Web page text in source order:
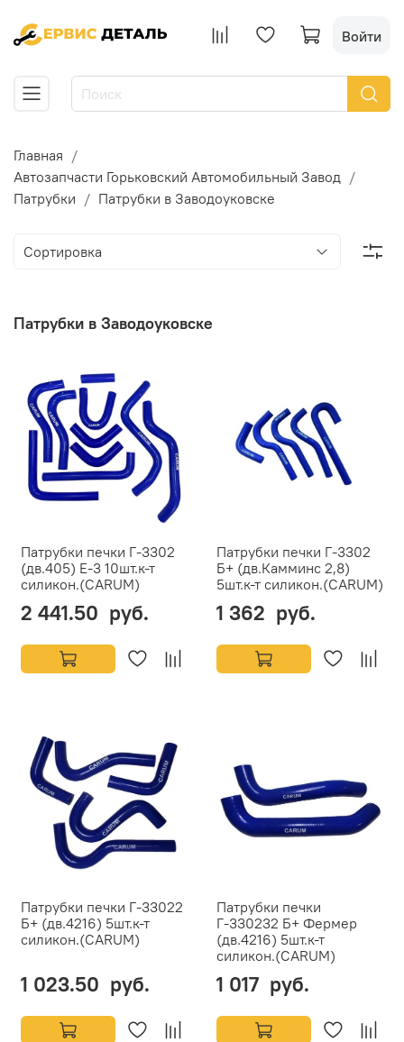
Войти
Главная
Автозапчасти Горьковский Автомобильный Завод
Патрубки
Патрубки в Заводоуковске
Патрубки в Заводоуковске
Патрубки печки Г-3302
(дв.405) Е-3 10шт.к-т
силикон.(CARUM)
2 441.50 руб.
Патрубки печки Г-3302
Б+ (дв.Камминс 2,8)
5шт.к-т силикон.(CARUM)
1 362 руб.
Патрубки печки Г-33022
Б+ (дв.4216) 5шт.к-т
силикон.(CARUM)
1 023.50 руб.
Патрубки печки
Г-330232 Б+ Фермер
(дв.4216) 5шт.к-т
силикон.(CARUM)
1 017 руб.